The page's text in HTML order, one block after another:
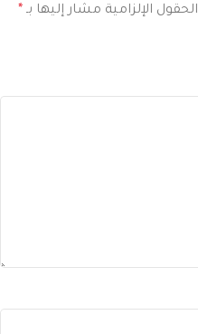
الحقول الإلزامية مشار إليها بـ *